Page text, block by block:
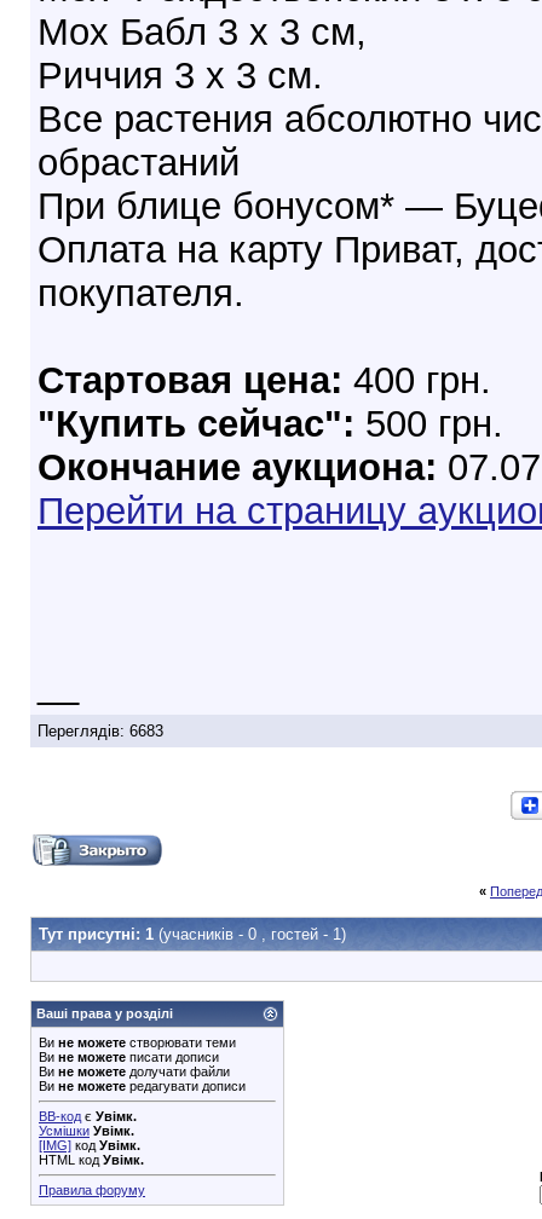
Мох Бабл 3 х 3 см,
Риччия 3 х 3 см.
Все растения абсолютно
обрастаний
При блице бонусом* —
Оплата на карту Приват,
покупателя.
Стартовая цена: 400 грн.
"Купить сейчас": 500 грн.
Окончание аукциона:
Перейти на страницу
Переглядів: 6683
«
Тут присутні: 1 (учасників - 0 , гостей - 1)
Ваші права у розділі
Ви не можете створювати теми
Ви не можете писати дописи
Ви не можете долучати файли
Ви не можете редагувати дописи
BB-код є Увімк.
Усмішки Увімк.
[IMG] код Увімк.
HTML код Увімк.
Правила форуму